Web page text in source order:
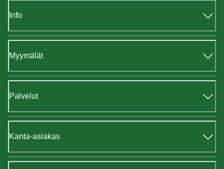
Info
Myymälät
Palvelut
Kanta-asiakas